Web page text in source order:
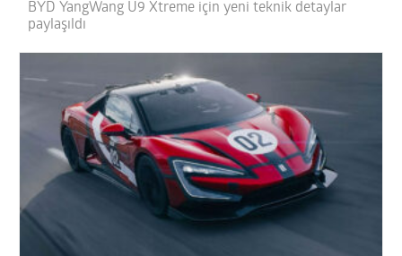
BYD YangWang U9 Xtreme için yeni teknik detaylar
paylaşıldı